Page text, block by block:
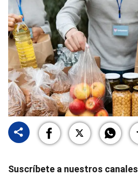
Suscríbete a nuestros canales